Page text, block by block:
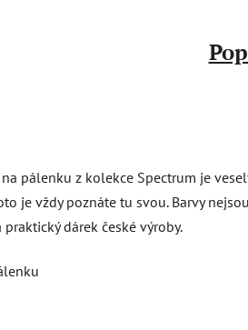
pálenku z kolekce Spectrum je
je vždy poznáte tu svou. Barvy
dárek české výroby.